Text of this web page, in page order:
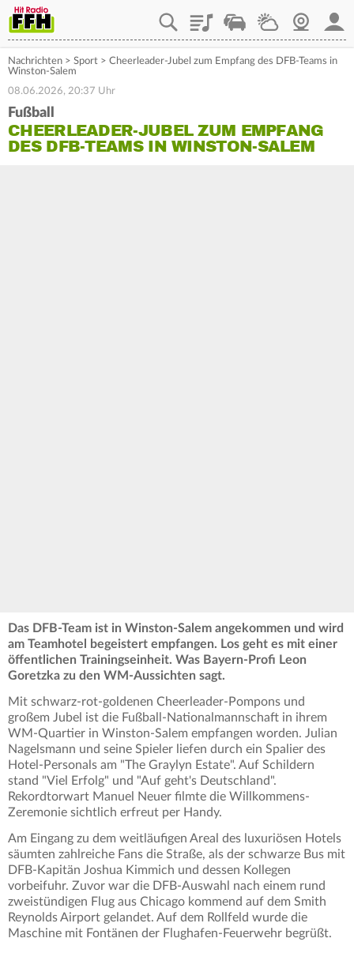
PlaylistStaupilotWetterWebcam
Nachrichten > Sport > Cheerleader-Jubel zum Empfang des DFB-Teams in
Winston-Salem
08.06.2026, 20:37 Uhr
Fußball
CHEERLEADER-JUBEL ZUM EMPFANG
DES DFB-TEAMS IN WINSTON-SALEM
Das DFB-Team ist in Winston-Salem angekommen und wird
am Teamhotel begeistert empfangen. Los geht es mit einer
öffentlichen Trainingseinheit. Was Bayern-Profi Leon
Goretzka zu den WM-Aussichten sagt.
Mit schwarz-rot-goldenen Cheerleader-Pompons und
großem Jubel ist die Fußball-Nationalmannschaft in ihrem
WM-Quartier in Winston-Salem empfangen worden. Julian
Nagelsmann und seine Spieler liefen durch ein Spalier des
Hotel-Personals am "The Graylyn Estate". Auf Schildern
stand "Viel Erfolg" und "Auf geht's Deutschland".
Rekordtorwart Manuel Neuer filmte die Willkommens-
Zeremonie sichtlich erfreut per Handy.
Am Eingang zu dem weitläufigen Areal des luxuriösen Hotels
säumten zahlreiche Fans die Straße, als der schwarze Bus mit
DFB-Kapitän Joshua Kimmich und dessen Kollegen
vorbeifuhr. Zuvor war die DFB-Auswahl nach einem rund
zweistündigen Flug aus Chicago kommend auf dem Smith
Reynolds Airport gelandet. Auf dem Rollfeld wurde die
Maschine mit Fontänen der Flughafen-Feuerwehr begrüßt.